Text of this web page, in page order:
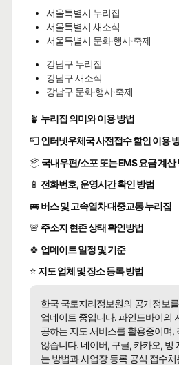
서울특별시 누리집
서울특별시 새소식
서울특별시 문화·행사·축제
강남구 누리집
강남구 새소식
강남구 문화·행사·축제
🪴 누리집 의미와 이용 방법
📮 인터넷우체국 사전접수 할인 이용
📦 국내우편/소포 또는 EMS 요금 계산
📱 전화번호, 운영시간 확인 방법
🚌버스 및 고속열차 대중교통 누리집
🚨 주소지 현존 상태 확인방법
🍀 업데이트 일정 및 기준
⭐ 지도 업체 및 장소 등록 방법
한국 국토지리정보원의 공개정보
업데이트 중입니다. 파인드바이의
공하는 지도 서비스를 활용중이며,
않습니다. 네이버, 구글, 카카오, 빙
는 방법과 사업장 등록 공식 접수